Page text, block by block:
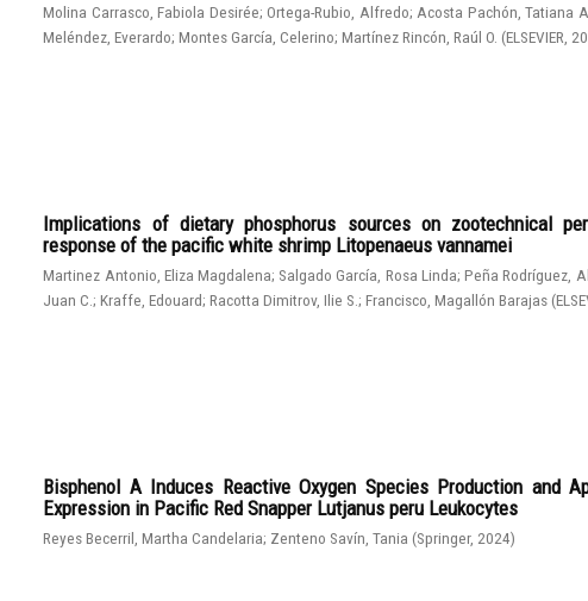
Molina Carrasco, Fabiola Desirée;Ortega-Rubio, Alfredo; Acosta Pachón, Tatiana A.
Meléndez, Everardo;Montes García, Celerino;Martínez Rincón, Raúl O. (ELSEVIER
Implications of dietary phosphorus sources on zootechnical
response of the pacific white shrimp Litopenaeus vannamei
Martinez Antonio, Eliza Magdalena; Salgado García, Rosa Linda;Peña Rodríguez,
Juan C.;Kraffe, Edouard;Racotta Dimitrov, Ilie S.;Francisco, Magallón Barajas (
Bisphenol A Induces Reactive Oxygen Species Production and
Expression in Pacific Red Snapper Lutjanus peru Leukocytes
Reyes Becerril, Martha Candelaria; Zenteno Savín, Tania (Springer, 2024)